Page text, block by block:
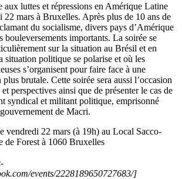
aux luttes et répressions en Amérique Latine
22 mars à Bruxelles. Après plus de 10 ans de
du socialisme, divers pays d’Amérique
bouleversements importants. La soirée se
sur la situation au Brésil et en
situation politique se polarise et où les
s’organisent pour faire face à une
brutale. Cette soirée sera aussi l’occasion
perspectives ainsi que de présenter le cas de
syndical et militant politique, emprisonné
de Macri.
vendredi 22 mars (à 19h) au Local Sacco-
de Forest à 1060 Bruxelles
events/2228189650727683/]